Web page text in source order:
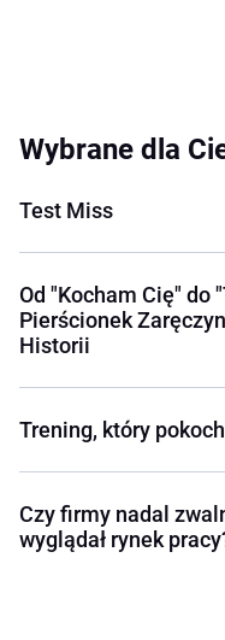
Wybrane dla
Test Miss
Od "Kocham Cię" do
Pierścionek
Historii
Trening, który
Czy firmy nadal
wyglądał rynek